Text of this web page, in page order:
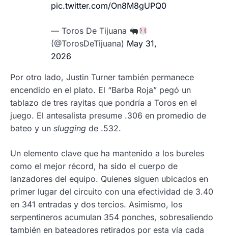
pic.twitter.com/On8M8gUPQ0
— Toros De Tijuana
(@TorosDeTijuana) May 31,
2026
Por otro lado, Justin Turner también permanece
encendido en el plato. El “Barba Roja” pegó un
tablazo de tres rayitas que pondría a Toros en el
juego. El antesalista presume .306 en promedio de
bateo y un slugging de .532.
Un elemento clave que ha mantenido a los bureles
como el mejor récord, ha sido el cuerpo de
lanzadores del equipo. Quienes siguen ubicados en
primer lugar del circuito con una efectividad de 3.40
en 341 entradas y dos tercios. Asimismo, los
serpentineros acumulan 354 ponches, sobresaliendo
también en bateadores retirados por esta vía cada